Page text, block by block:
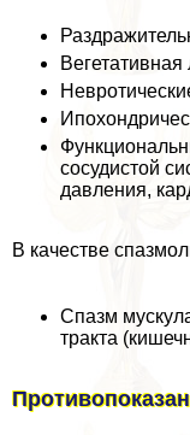
Вегетативная
сосудистой
давления,
В качестве
Спазм
тpaкта